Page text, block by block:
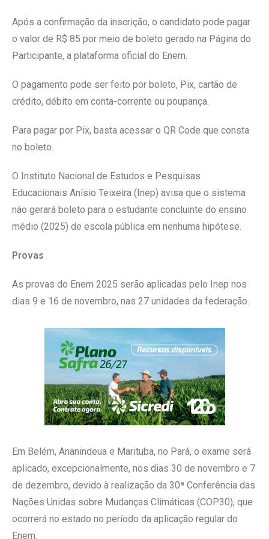
Após a confirmação da inscrição, o candidato pode pagar
o valor de R$ 85 por meio de boleto gerado na Página do
Participante, a plataforma oficial do Enem.
O pagamento pode ser feito por boleto, Pix, cartão de
crédito, débito em conta-corrente ou poupança.
Para pagar por Pix, basta acessar o QR Code que consta
no boleto.
O Instituto Nacional de Estudos e Pesquisas
Educacionais Anísio Teixeira (Inep) avisa que o sistema
não gerará boleto para o estudante concluinte do ensino
médio (2025) de escola pública em nenhuma hipótese.
Provas
As provas do Enem 2025 serão aplicadas pelo Inep nos
dias 9 e 16 de novembro, nas 27 unidades da federação.
Em Belém, Ananindeua e Marituba, no Pará, o exame será
aplicado, excepcionalmente, nos dias 30 de novembro e 7
de dezembro, devido à realização da 30ª Conferência das
Nações Unidas sobre Mudanças Climáticas (COP30), que
ocorrerá no estado no período da aplicação regular do
Enem.